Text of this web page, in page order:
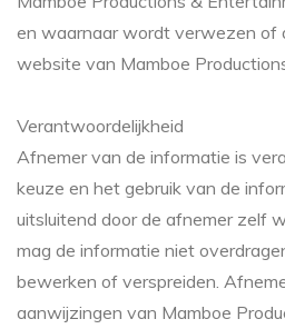
en waarnaar wordt verwezen of
website van Mamboe
Verantwoordelijkheid
Afnemer van de informatie is
keuze en het gebruik van de
uitsluitend door de afnemer zelf
mag de informatie niet
bewerken of verspreiden.
aanwijzingen van Mamboe